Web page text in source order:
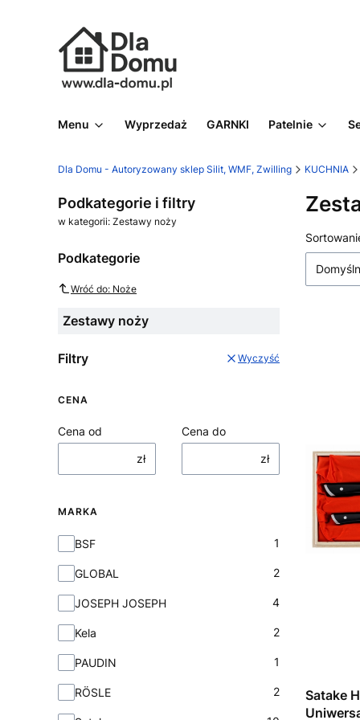
Menu Wyprzedaż GARNKI Patelnie
Dla Domu - Autoryzowany sklep Silit, WMF, Zwilling KUCHNIA
Podkategorie i filtry
w kategorii: Zestawy noży
Podkategorie
Wróć do: Noże
Zestawy noży
Filtry Wyczyść
CENA
Cena od
zł
Cena do
zł
MARKA
Marka
BSF 1
GLOBAL 2
JOSEPH JOSEPH 4
Kela 2
PAUDIN 1
RÖSLE 2
Lista
Satake